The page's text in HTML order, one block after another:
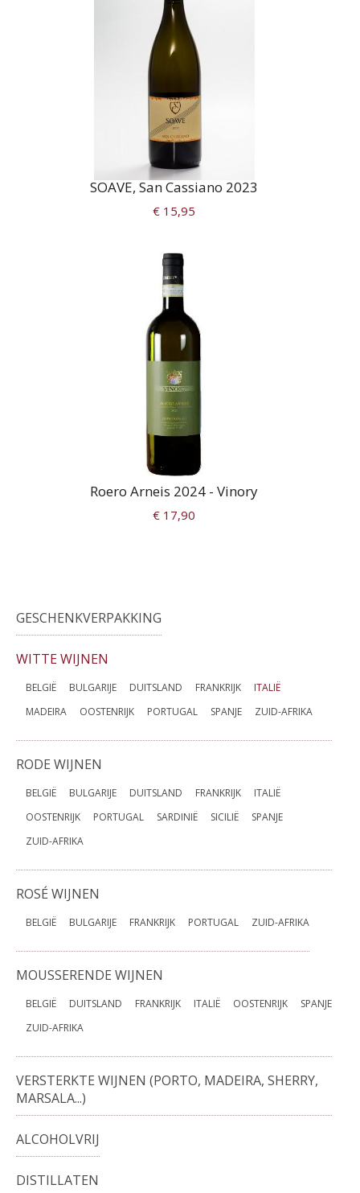
SOAVE, San Cassiano 2023
€ 15,95
Roero Arneis 2024 - Vinory
€ 17,90
GESCHENKVERPAKKING
WITTE WIJNEN
BELGIË BULGARIJE DUITSLAND FRANKRIJK
ITALIË
MADEIRA
OOSTENRIJK PORTUGAL SPANJE ZUID-AFRIKA
RODE WIJNEN
BELGIË BULGARIJE DUITSLAND FRANKRIJK
ITALIË
OOSTENRIJK
PORTUGAL SARDINIË SICILIË
SPANJE
ZUID-AFRIKA
ROSÉ WIJNEN
BELGIË BULGARIJE FRANKRIJK PORTUGAL ZUID-AFRIKA
MOUSSERENDE WIJNEN
BELGIË DUITSLAND FRANKRIJK ITALIË OOSTENRIJK
SPANJE
ZUID-AFRIKA
VERSTERKTE WIJNEN (PORTO, MADEIRA, SHERRY,
MARSALA...)
ALCOHOLVRIJ
DISTILLATEN